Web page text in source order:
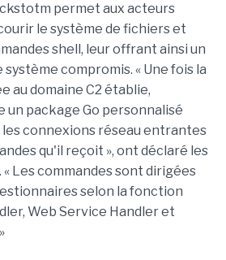
permet aux acteurs
le système de fichiers et
shell, leur offrant ainsi un
compromis. « Une fois la
au domaine C2 établie,
un package Go personnalisé
connexions réseau entrantes
qu'il reçoit », ont déclaré les
« Les commandes sont dirigées
selon la fonction
Web Service Handler et